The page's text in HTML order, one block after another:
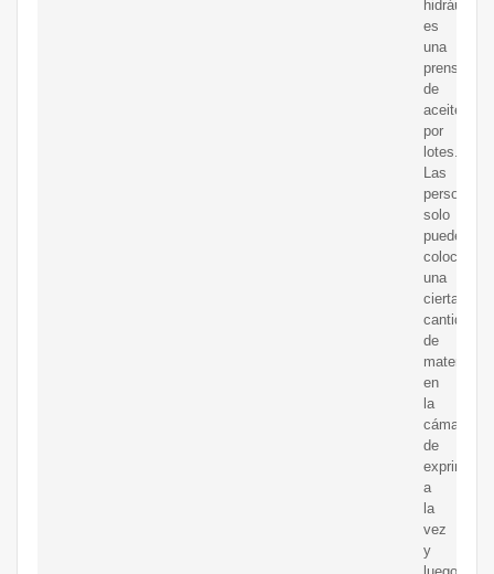
hidráulico
es
una
prensa
de
aceite
por
lotes.
Las
personas
solo
pueden
colocar
una
cierta
cantidad
de
material
en
la
cámara
de
exprimido
a
la
vez
y